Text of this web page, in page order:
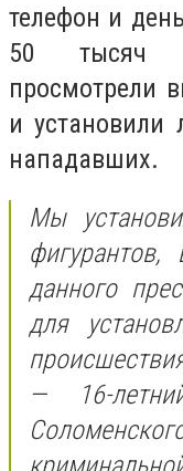
телефон и
50 тысяч
просмотрели
и установили
нападавших.
Мы
данного
для
— 16-